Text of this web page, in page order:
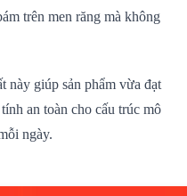
trên men răng mà không
này giúp sản phẩm vừa đạt
an toàn cho cấu trúc mô
ngày.